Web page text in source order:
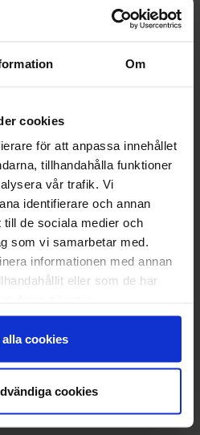
Om
cookies
för att anpassa innehållet
tillhandahålla funktioner
vår trafik. Vi
identifierare och annan
till de sociala medier och
som vi samarbetar med.
informationen med annan
eller som de har
cookies
cookies